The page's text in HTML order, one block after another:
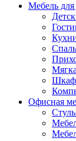
Мебель для
Офисная